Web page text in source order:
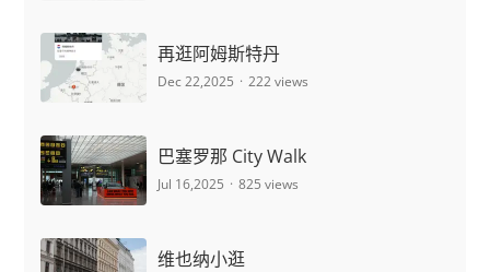
再逛阿姆斯特丹
Dec 22,2025 222 views
巴塞罗那 City Walk
Jul 16,2025 825 views
维也纳小逛